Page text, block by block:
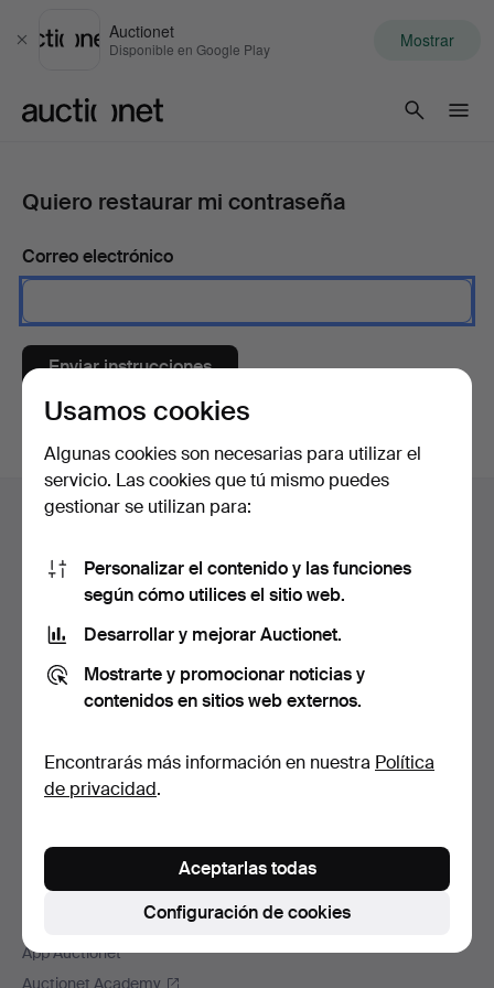
Cerrar
Auctionet
Disponible en Google Play Mostrar
Quiero restaurar mi contraseña
Correo electrónico
Enviar instrucciones
Navegación
de
página
Ayuda y contacto
Todas las casas de subastas
Modos de pago
Enviamos con
Redes sociales
Trabaja con nosotros
La garantía Auctionet
Más información de Auctionet
Auctionet Magazine
App Auctionet
Auctionet Academy
Usamos cookies
Algunas cookies son necesarias para utilizar el
servicio. Las cookies que tú mismo puedes
gestionar se utilizan para:
Personalizar el contenido y las funciones
según cómo utilices el sitio web.
Desarrollar y mejorar Auctionet.
Mostrarte y promocionar noticias y
contenidos en sitios web externos.
Encontrarás más información en nuestra Política
de privacidad.
Configuración de cookies
Aceptarlas todas